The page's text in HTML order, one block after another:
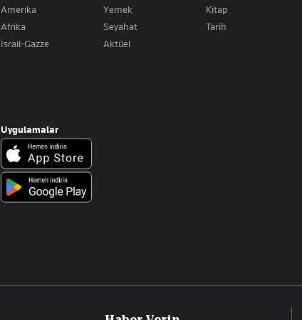
Amerika
Afrika
İsrail-Gazze
Yemek
Seyahat
Aktüel
Kitap
Tarih
Uygulamalar